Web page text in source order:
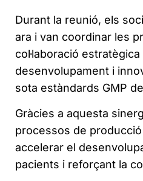
Durant la reunió, els
ara i van coordinar les
col·laboració
desenvolupament i
sota estàndards GMP
Gràcies a aquesta
processos de
accelerar el
pacients i reforçant la